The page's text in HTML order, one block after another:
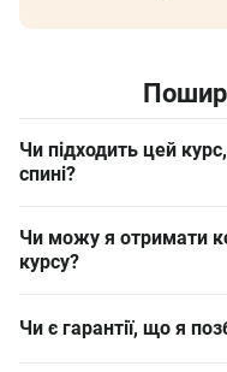
Чи підходить цей
спині?
Чи можу я отримати
курсу?
Чи є гарантії, що я